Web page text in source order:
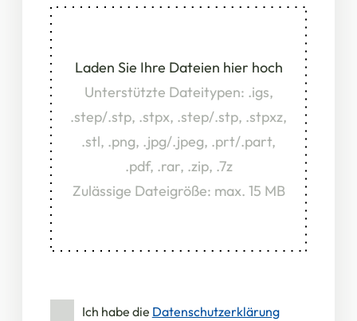
Laden Sie Ihre Dateien hier hoch
Unterstützte Dateitypen: .igs,
.step/.stp, .stpx, .step/.stp, .stpxz,
.stl, .png, .jpg/.jpeg, .prt/.part,
.pdf, .rar, .zip, .7z
Zulässige Dateigröße: max. 15 MB
Ich habe die Datenschutzerklärung